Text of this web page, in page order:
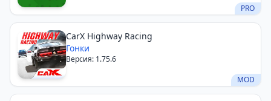
PRO
CarX Highway Racing
Гонки
Версия: 1.75.6
MOD